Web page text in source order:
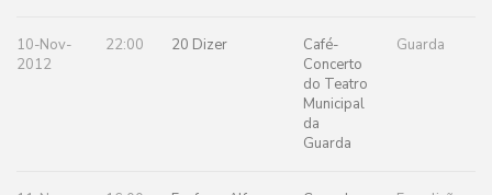
10-Nov-
2012
22:00 20 Dizer
Café-
Concerto
do Teatro
Municipal
da
Guarda
Guarda